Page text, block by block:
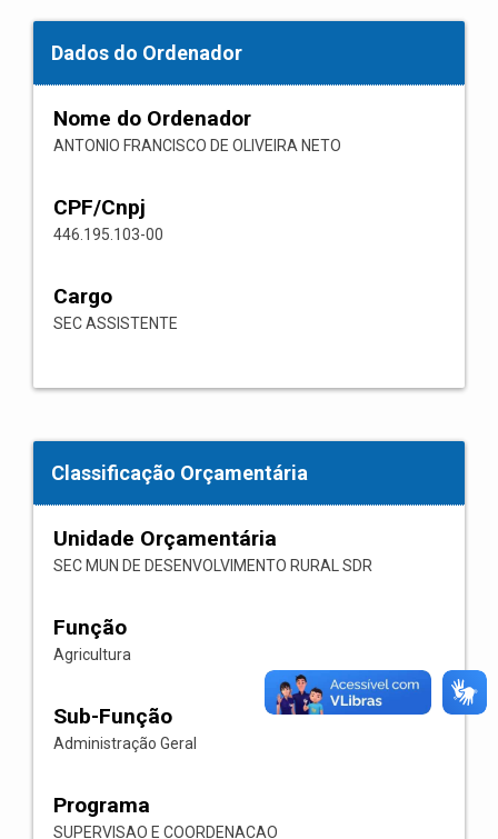
Dados do Ordenador
Nome do Ordenador
ANTONIO FRANCISCO DE OLIVEIRA NETO
CPF/Cnpj
446.195.103-00
Cargo
SEC ASSISTENTE
Classificação Orçamentária
Unidade Orçamentária
SEC MUN DE DESENVOLVIMENTO RURAL SDR
Função
Agricultura
Sub-Função
Administração Geral
Programa
SUPERVISAO E COORDENACAO